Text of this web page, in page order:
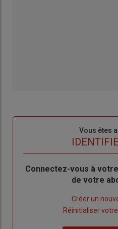
Vous êtes
Body
Connectez-vous à
de votre
Créer un
Réinitialiser